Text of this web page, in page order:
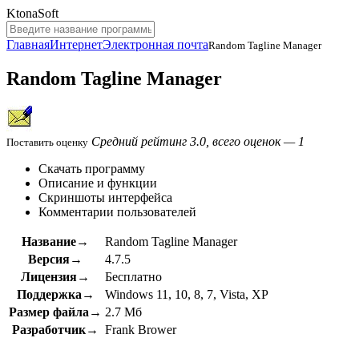
KtonaSoft
ГлавнаяИнтернетЭлектронная почтаRandom Tagline Manager
Random Tagline Manager
Поставить оценку Средний рейтинг 3.0, всего оценок — 1
Скачать программу
Описание и функции
Скриншоты интерфейса
Комментарии пользователей
Название→
Random Tagline Manager
Версия→
4.7.5
Лицензия→
Бесплатно
Поддержка→
Windows 11, 10, 8, 7, Vista, XP
Размер файла→ 2.7 Мб
Разработчик→
Frank Brower